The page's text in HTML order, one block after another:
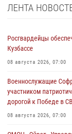
ЛЕНТА
Росгвардейцы
Кузбассе
08 августа 2026, 07:00
Военнослужащие
участником
дорогой к Победе в
08 августа 2026, 07:00